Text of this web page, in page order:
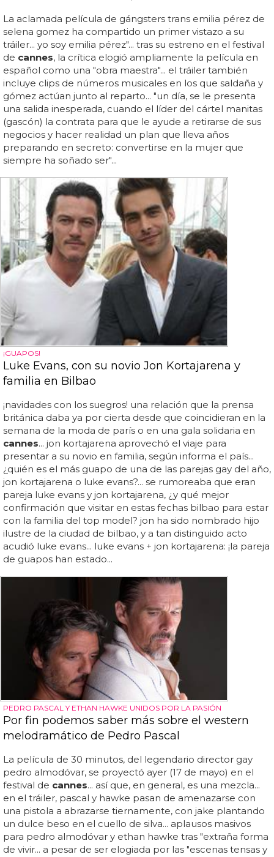
La aclamada película de gángsters trans emilia pérez de
selena gomez ha compartido un primer vistazo a su
tráiler... yo soy emilia pérez"... tras su estreno en el festival
de cannes, la crítica elogió ampliamente la película en
español como una "obra maestra"... el tráiler también
incluye clips de números musicales en los que saldaña y
gómez actúan junto al reparto... "un día, se le presenta
una salida inesperada, cuando el líder del cártel manitas
(gascón) la contrata para que le ayude a retirarse de sus
negocios y hacer realidad un plan que lleva años
preparando en secreto: convertirse en la mujer que
siempre ha soñado ser"...
¡GUAPOS!
Luke Evans, con su novio Jon Kortajarena y
familia en Bilbao
¡navidades con los suegros! una relación que la prensa
británica daba ya por cierta desde que coincidieran en la
semana de la moda de parís o en una gala solidaria en
cannes... jon kortajarena aprovechó el viaje para
presentar a su novio en familia, según informa el país...
¿quién es el más guapo de una de las parejas gay del año,
jon kortajarena o luke evans?... se rumoreaba que eran
pareja luke evans y jon kortajarena, ¿y qué mejor
confirmación que visitar en estas fechas bilbao para estar
con la familia del top model? jon ha sido nombrado hijo
ilustre de la ciudad de bilbao, y a tan distinguido acto
acudió luke evans... luke evans + jon kortajarena: ¡la pareja
de guapos han estado...
PEDRO PASCAL Y ETHAN HAWKE UNIDOS POR LA PASIÓN
Por fin podemos saber más sobre el western
melodramático de Pedro Pascal
La película de 30 minutos, del legendario director gay
pedro almodóvar, se proyectó ayer (17 de mayo) en el
festival de cannes... así que, en general, es una mezcla...
en el tráiler, pascal y hawke pasan de amenazarse con
una pistola a abrazarse tiernamente, con jake plantando
un dulce beso en el cuello de silva... aplausos masivos
para pedro almodóvar y ethan hawke tras "extraña forma
de vivir... a pesar de ser elogiada por las "escenas tensas y